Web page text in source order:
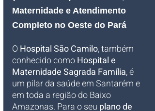
Maternidade e Atendimento
Completo no Oeste do Pará
O Hospital São Camilo, também
conhecido como Hospital e
Maternidade Sagrada Família, é
um pilar da saúde em Santarém e
em toda a região do Baixo
Amazonas. Para o seu plano de